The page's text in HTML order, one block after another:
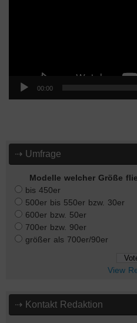
00:00
⇢ Umfrage
Modelle welcher Größe
bis 450er
500er bis 550er bzw. 30er
600er bzw. 50er
700er bzw. 90er
größer als 700er/90er
View
⇢ Kontakt Redaktion